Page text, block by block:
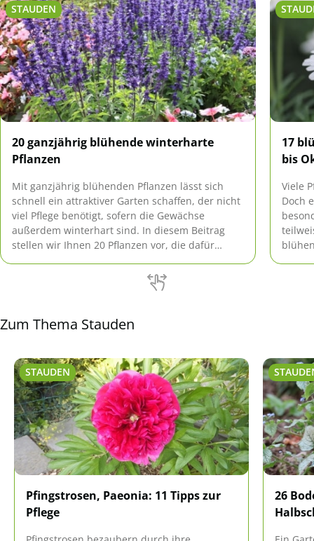
STAUDEN
20 ganzjährig blühende winterharte
Pflanzen
Mit ganzjährig blühenden Pflanzen lässt sich
schnell ein attraktiver Garten schaffen, der nicht
viel Pflege benötigt, sofern die Gewächse
außerdem winterhart sind. In diesem Beitrag
stellen wir Ihnen 20 Pflanzen vor, die dafür
17
bis
Viele
Doch
Zum Thema Stauden
STAUDEN
Pfingstrosen, Paeonia: 11 Tipps zur
Pflege
26